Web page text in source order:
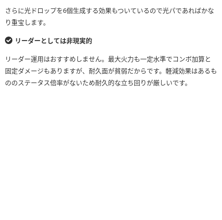
さらに光ドロップを6個生成する効果もついているので光パであればかな
り重宝します。
リーダーとしては非現実的
リーダー運用はおすすめしません。最大火力も一定水準でコンボ加算と
固定ダメージもありますが、耐久面が貧弱だからです。軽減効果はあるも
ののステータス倍率がないため耐久的な立ち回りが厳しいです。